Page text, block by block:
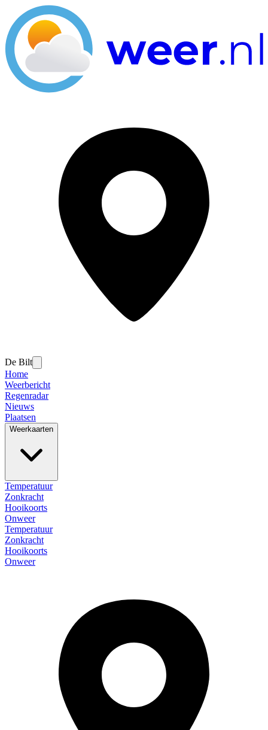
De Bilt
Home
Weerbericht
Regenradar
Nieuws
Plaatsen
Weerkaarten
Temperatuur
Zonkracht
Hooikoorts
Onweer
Temperatuur
Zonkracht
Hooikoorts
Onweer